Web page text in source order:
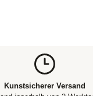
Kunstsicherer Versand